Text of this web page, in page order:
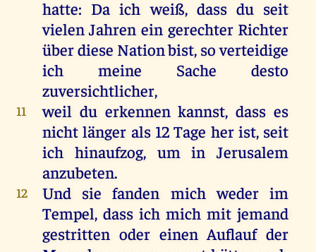
hatte: Da ich weiß, dass du seit
vielen Jahren ein gerechter Richter
überdiese Nationbist, soverteidige
ich
meine Sache
desto
zuversichtlicher,
11 weil du erkennen kannst, dasses
nicht länger als12Tage her ist, seit
ichhinaufzog, um in Jerusalem
anzubeten.
12 Und sie fanden mich weder im
Tempel, dass ich mich mit jemand
gestritten oder einenAuflaufder